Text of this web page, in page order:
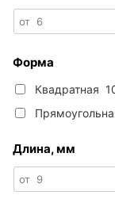
от 6
Форма
Квадратная
Длина, мм
от 9